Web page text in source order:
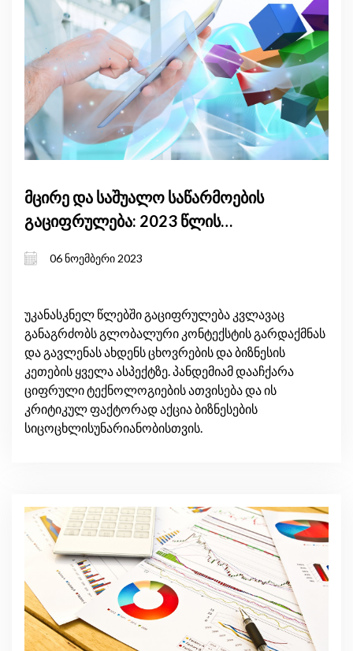
მცირე და საშუალო საწარმოების
გაციფრულება: 2023 წლის
06 ნოემბერი 2023
უკანასკნელ წლებში გაციფრულება კვლავაც
განაგრძობს გლობალური კონტექსტის გარდაქმნას
და გავლენას ახდენს ცხოვრების და ბიზნესის
კეთების ყველა ასპექტზე. პანდემიამ დააჩქარა
ციფრული ტექნოლოგიების ათვისება და ის
კრიტიკულ ფაქტორად აქცია ბიზნესების
სიცოცხლისუნარიანობისთვის.